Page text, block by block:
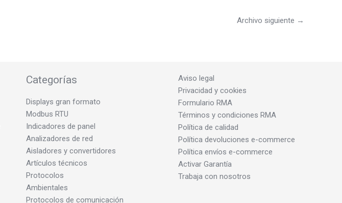
Archivo siguiente →
Categorías
Displays gran formato
Modbus RTU
Indicadores de panel
Analizadores de red
Aisladores y convertidores
Artículos técnicos
Protocolos
Ambientales
Protocolos de comunicación
Aviso legal
Privacidad y cookies
Formulario RMA
Términos y condiciones RMA
Política de calidad
Política devoluciones e-commerce
Política envíos e-commerce
Activar Garantía
Trabaja con nosotros